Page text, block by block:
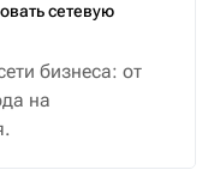
сетевую
бизнеса: от
на